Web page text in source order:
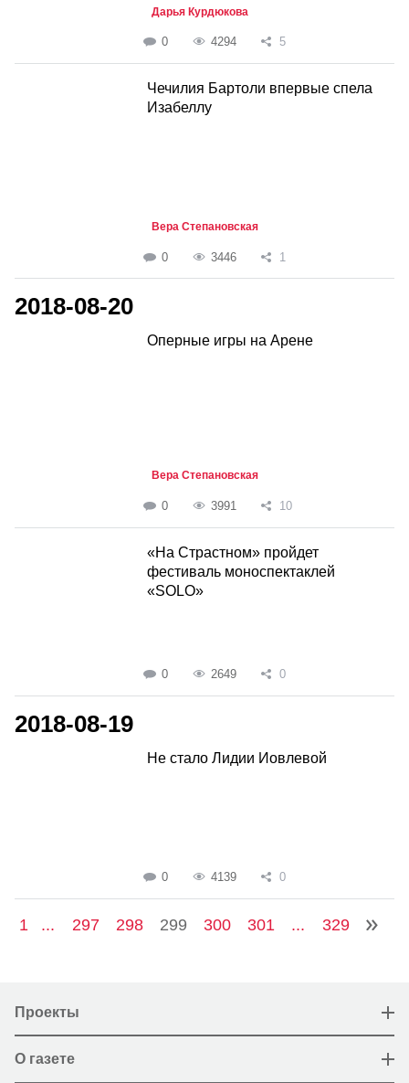
Дарья Курдюкова
0 4294 5
Чечилия Бартоли впервые спела
Изабеллу
Вера Степановская
0 3446 1
2018-08-20
Оперные игры на Арене
Вера Степановская
0 3991 10
«На Страстном» пройдет
фестиваль моноспектаклей
«SOLO»
0 2649 0
2018-08-19
Не стало Лидии Иовлевой
0 4139 0
1 ... 297 298 299 300 301 ... 329
Проекты
О газете